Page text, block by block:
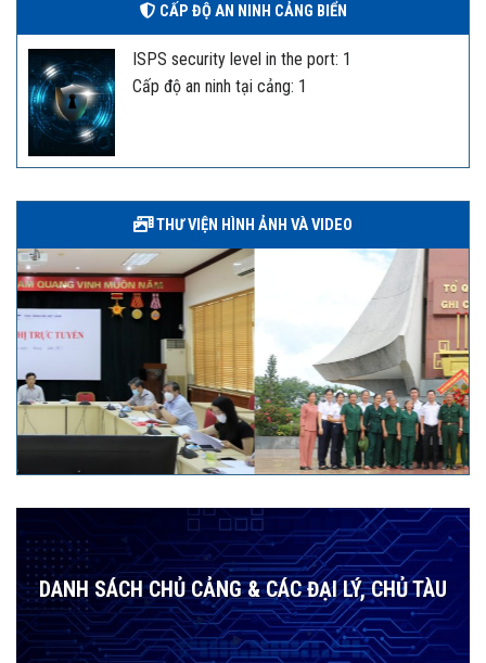
CẤP ĐỘ AN NINH CẢNG BIỂN
ISPS security level in the port: 1
Cấp độ an ninh tại cảng: 1
THƯ VIỆN HÌNH ẢNH VÀ VIDEO
DANH SÁCH CHỦ CẢNG & CÁC ĐẠI LÝ, CHỦ TÀU